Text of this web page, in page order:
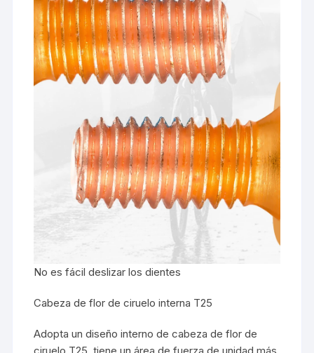
No es fácil deslizar los dientes
Cabeza de flor de ciruelo interna T25
Adopta un diseño interno de cabeza de flor de